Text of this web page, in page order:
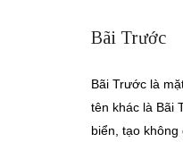
Bãi Trước
Bãi Trước là
tên khác là Bãi
biển, tạo không